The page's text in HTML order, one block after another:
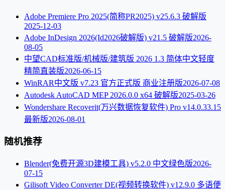
Adobe Premiere Pro 2025(简称PR2025) v25.6.3 破解版
2025-12-03
Adobe InDesign 2026(Id2026破解版) v21.5 破解版2026-
08-05
中望CAD标准版/机械版/建筑版 2026 1.3 简体中文轻度
精简直装版2026-06-15
WinRAR中文版 v7.23 官方正式版 商业注册版2026-07-08
Autodesk AutoCAD MEP 2026.0.0 x64 破解版2025-03-26
Wondershare Recoverit(万兴数据恢复软件) Pro v14.0.33.15
最新版2026-08-01
随机推荐
Blender(免费开源3D建模工具) v5.2.0 中文绿色版2026-
07-15
Gilisoft Video Converter DE(视频转换软件) v12.9.0 多语便